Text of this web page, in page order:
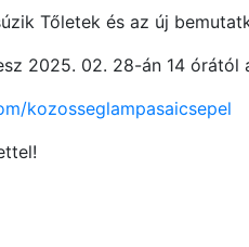
Tőletek és az új
2025. 02. 28-án 14 órától
kozosseglampasaicsepel